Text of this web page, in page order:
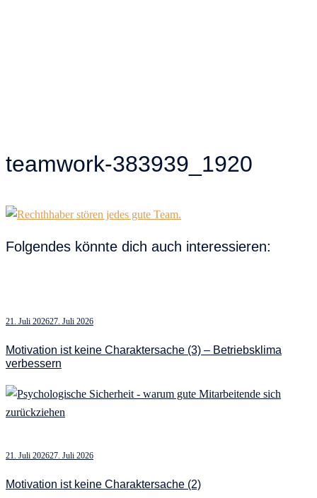
teamwork-383939_1920
Folgendes könnte dich auch interessieren:
21. Juli 202627. Juli 2026
Motivation ist keine Charaktersache (3) – Betriebsklima
verbessern
21. Juli 202627. Juli 2026
Motivation ist keine Charaktersache (2)